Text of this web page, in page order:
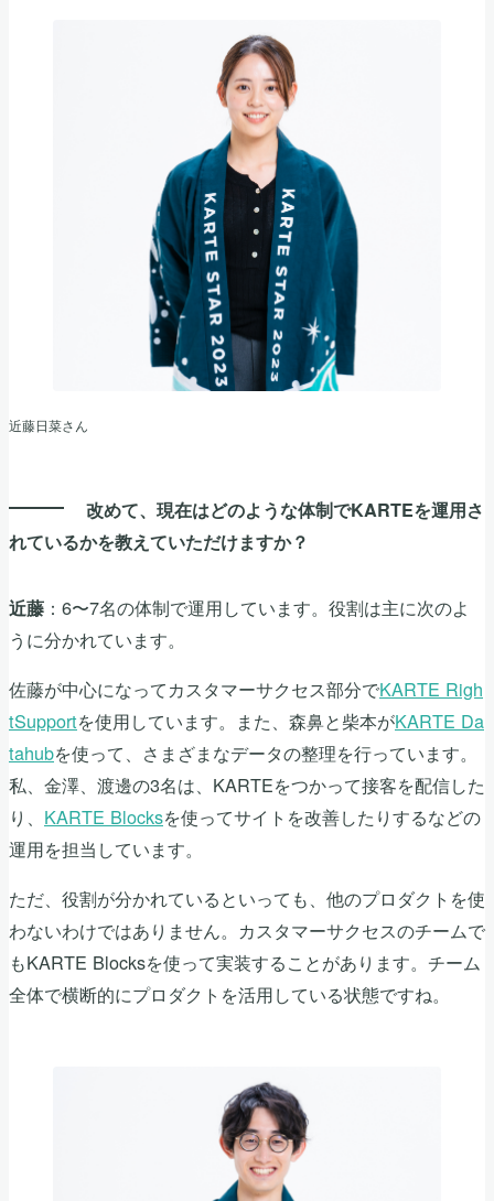
近藤日菜さん
改めて、現在はどのような体制でKARTEを運用さ
れているかを教えていただけますか？
近藤 ：6〜7名の体制で運用しています。役割は主に次のよ
うに分かれています。
佐藤が中心になってカスタマーサクセス部分でKARTE Righ
tSupportを使用しています。また、森鼻と柴本がKARTE Da
tahubを使って、さまざまなデータの整理を行っています。
私、金澤、渡邊の3名は、KARTEをつかって接客を配信した
り、 KARTE Blocksを使ってサイトを改善したりするなどの
運用を担当しています。
ただ、役割が分かれているといっても、他のプロダクトを使
わないわけではありません。カスタマーサクセスのチームで
もKARTE Blocksを使って実装することがあります。チーム
全体で横断的にプロダクトを活用している状態ですね。